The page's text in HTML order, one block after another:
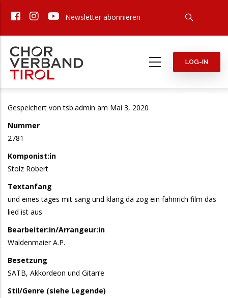
zum
Newsletter abonnieren
LOG-IN
Gespeichert vontsb.admin am Mai 3, 2020
Nummer
2781
Komponist:in
Stolz Robert
Textanfang
und eines tages mit sang und klang da zog ein fähnrich film das
lied ist aus
Bearbeiter:in/Arrangeur:in
Waldenmaier A.P.
Besetzung
SATB, Akkordeon und Gitarre
Stil/Genre (siehe Legende)